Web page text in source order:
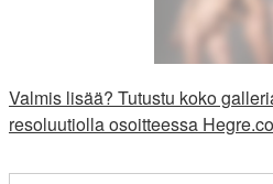
Valmis lisää? Tutustu koko
resoluutiolla osoitteessa